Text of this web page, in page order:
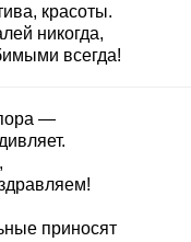
красоты.
никогда,
всегда!
—
приносят